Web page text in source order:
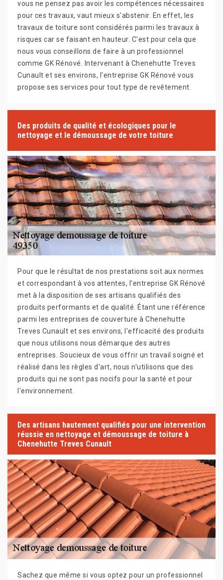
vous ne pensez pas avoir les compétences nécessaires
pour ces travaux, vaut mieux s'abstenir. En effet, les
travaux de toiture sont considérés parmi les travaux à
risques car se faisant en hauteur. C'est pour cela que
nous vous conseillons de faire à un professionnel
comme GK Rénové. Intervenant à Chenehutte Treves
Cunault et ses environs, l'entreprise GK Rénové vous
propose ses services pour tout type de revêtement.
Des produits de qualité et écologiques pour le
nettoyage et le démoussage de votre toiture
Pour que le résultat de nos prestations soit aux normes
et correspondant à vos attentes, l'entreprise GK Rénové
met à la disposition de ses artisans qualifiés des
produits performants et de qualité. Étant une référence
parmi les entreprises de couverture à Chenehutte
Treves Cunault et ses environs, l'efficacité des produits
que nous utilisons nous démarque des autres
entreprises. Soucieux de vous offrir un travail soigné et
réalisé dans les règles d'art, nous n'utilisons que des
produits qui ne sont pas nocifs pour la santé et pour
l'environnement.
Des artisans hautement qualifiés pour une intervention
réussie en nettoyage et démoussage de toiture à
Chenehutte Treves Cunault
Sachez que même si vous optez pour un professionnel